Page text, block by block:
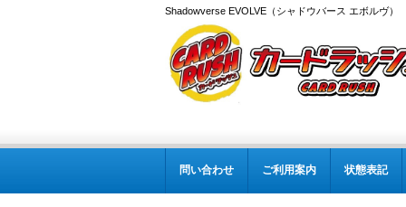
Shadowverse EVOLVE（シャドウバース エボルヴ
問い合わせ ご利用案内 状態表記